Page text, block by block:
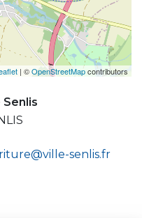
| ©OpenStreetMapcontributors
senlis.fr